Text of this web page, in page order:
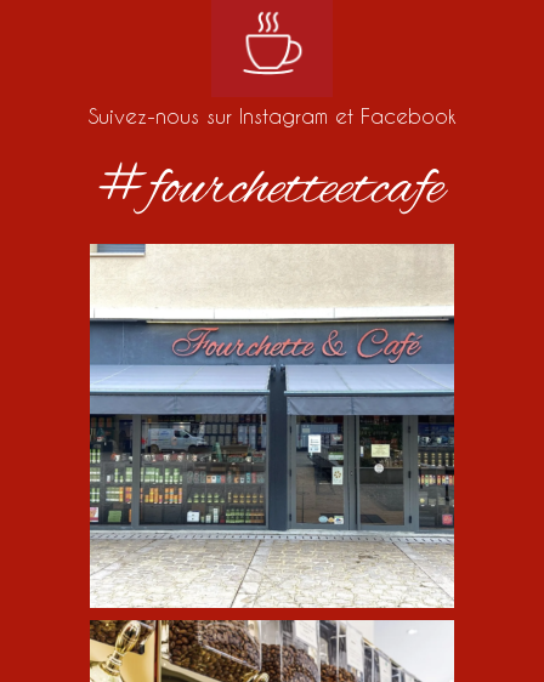
Suivez-nous sur Instagram et Facebook
#fourchetteetcafe